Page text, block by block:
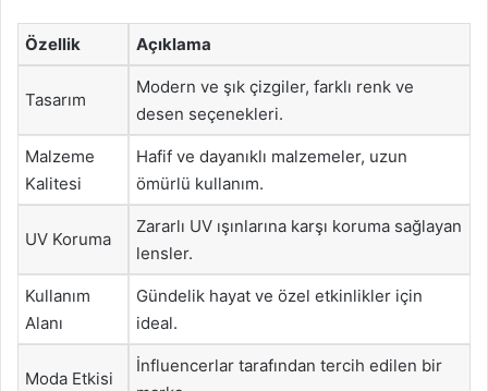
Özellik Açıklama
Tasarım
Modern ve şık çizgiler, farklı renk ve
desen seçenekleri.
Malzeme
Kalitesi
Hafif ve dayanıklı malzemeler, uzun
ömürlü kullanım.
UV Koruma
Zararlı UV ışınlarına karşı koruma sağlayan
lensler.
Kullanım
Alanı
Gündelik hayat ve özel etkinlikler için
ideal.
Moda Etkisi
İnfluencerlar tarafından tercih edilen bir